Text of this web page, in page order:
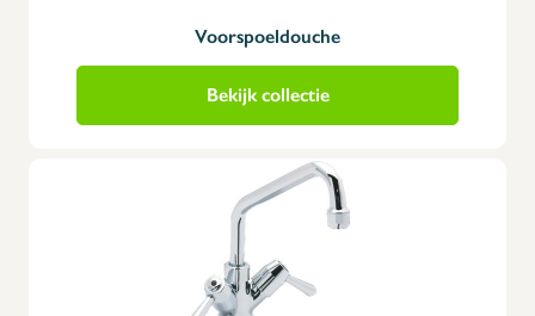
Voorspoeldouche
Bekijk collectie